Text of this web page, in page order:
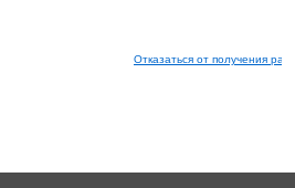
Отказаться от получения